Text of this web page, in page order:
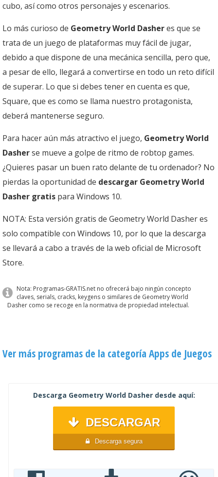
cubo, así como otros personajes y escenarios.
Lo más curioso de Geometry World Dasheres que se
trata de un juego de plataformas muy fácil de jugar,
debido a que dispone de una mecánica sencilla, pero que,
a pesar de ello, llegará a convertirse en todo un reto difícil
de superar. Lo que si debes tener en cuenta es que,
Square, que es como se llama nuestro protagonista,
deberá mantenerse seguro.
Para hacer aún más atractivo el juego, Geometry World
Dasherse mueve a golpe de ritmo de robtop games.
¿Quieres pasar un buen rato delante de tu ordenador? No
pierdas la oportunidad de descargar Geometry World
Dasher gratis para Windows 10.
NOTA: Esta versión gratis de Geometry World Dasher es
solo compatible con Windows 10, por lo que la descarga
se llevará a cabo a través de la web oficial de Microsoft
Store.
Nota: Programas-GRATIS.net no ofrecerá bajo ningún concepto
claves, serials, cracks, keygens o similares de Geometry World
Dasher como se recoge en la normativa de propiedad intelectual.
Ver más programas de la categoría Apps de Juegos
Descarga Geometry World Dasher desde aquí:
DESCARGAR
Descarga segura